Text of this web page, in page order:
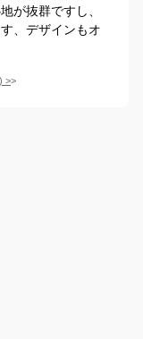
が抜群ですし、
、デザインもオ
>